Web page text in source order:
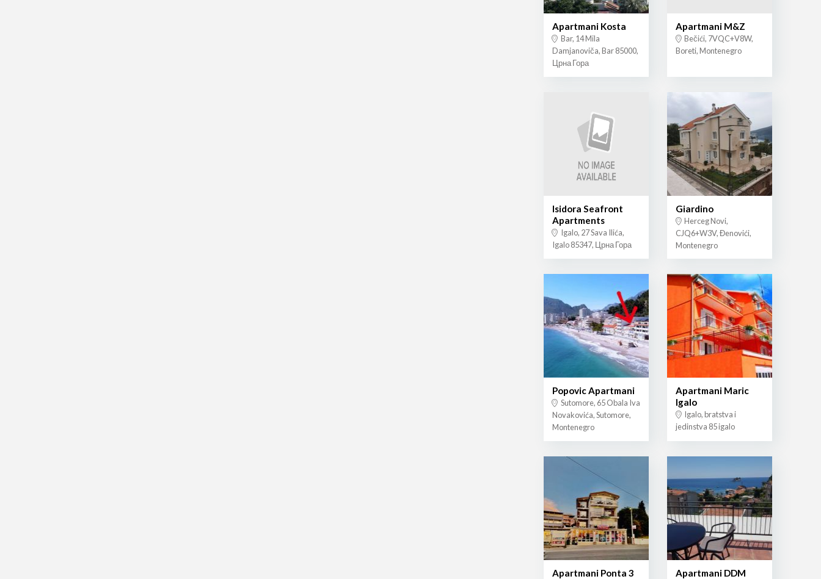
Apartmani Kosta
Bar, 14 Mila
Damjanoviča, Bar 85000,
Црна Гора
Apartmani M&Z
Bečići, 7VQC+V8W,
Boreti, Montenegro
Isidora Seafront
Apartments
Igalo, 27 Sava Ilića,
Igalo 85347, Црна Гора
Giardino
Herceg Novi,
CJQ6+W3V, Đenovići,
Montenegro
Popovic Apartmani
Sutomore, 65 Obala Iva
Novakovića, Sutomore,
Montenegro
Apartmani Maric
Igalo
Igalo, bratstva i
jedinstva 85 igalo
Apartmani Ponta 3 Apartmani DDM